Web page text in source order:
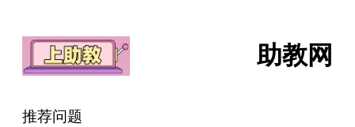
助教网
推荐问题